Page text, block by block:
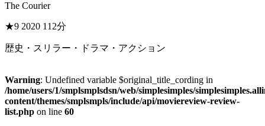
The Courier
★9 2020 112分
歴史・スリラー・ドラマ・アクション
Warning: Undefined variable $original_title_cording in
/home/users/1/smplsmplsdsn/web/simplesimples/
content/themes/smplsmpls/include/api/moviereview-review-
list.php on line 60